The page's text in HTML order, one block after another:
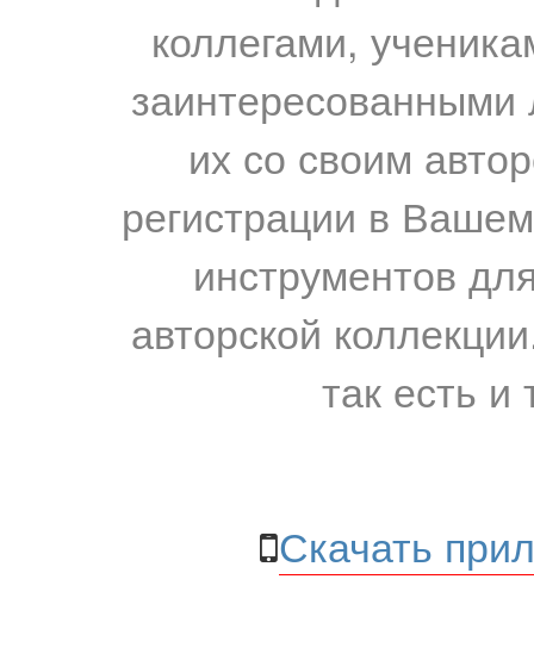
коллегами,
их со своим
регистрации в
инструментов
авторской
так есть и
Скачать